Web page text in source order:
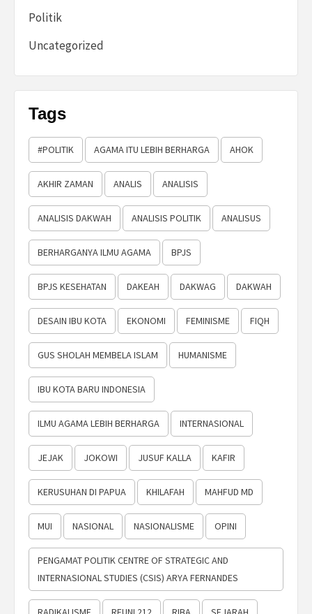
Politik
Uncategorized
Tags
#POLITIK AGAMA ITU LEBIH BERHARGA AHOK
AKHIR ZAMAN ANALIS ANALISIS
ANALISIS DAKWAH ANALISIS POLITIK ANALISUS
BERHARGANYA ILMU AGAMA BPJS
BPJS KESEHATAN DAKEAH DAKWAG DAKWAH
DESAIN IBU KOTA EKONOMI FEMINISME FIQH
GUS SHOLAH MEMBELA ISLAM HUMANISME
IBU KOTA BARU INDONESIA
ILMU AGAMA LEBIH BERHARGA INTERNASIONAL
JEJAK JOKOWI JUSUF KALLA KAFIR
KERUSUHAN DI PAPUA KHILAFAH MAHFUD MD
MUI NASIONAL NASIONALISME OPINI
PENGAMAT POLITIK CENTRE OF STRATEGIC AND
INTERNASIONAL STUDIES (CSIS) ARYA FERNANDES